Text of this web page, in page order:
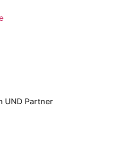
UND Partner